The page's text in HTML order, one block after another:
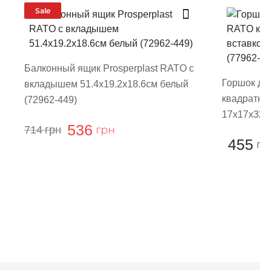
Поставте
Sale
Балконный ящик Prosperplast RATO с
вкладышем 51.4х19.2х18.6см белый
(72962-449)
714 грн 536 грн
Горшок
455